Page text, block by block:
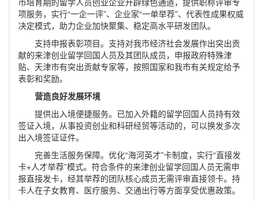
项服务，实行“一企一评”、企业家“一单举荐”、代表性成果权威
决定模式，助力企业加快聚集、稳定高水平研发团队。
支持申报表彰项目。支持对我市经济社会发展作出突出贡
献的来津创业留学回国人员及其团队成员，申报政府特殊津
贴、天津市有突出贡献专家等，按照国家和我市有关规定给予
表彰和奖励。
营造良好发展环境
提供出入境便捷服务。已加入外籍的留学回国人员持有效
签证入境，从事投资创业和科研经贸等活动的，可以换发多次
出入境签证证件。
完善生活服务保障。优化“海河英才”卡制度，实行“直接发
卡+人才举荐”模式。符合条件的来津创业留学回国人员无需申
报直接发卡，经其举荐的团队核心成员无需评审直接领卡。持
卡人在子女教育、医疗服务、交通出行等方面享受优惠政策。